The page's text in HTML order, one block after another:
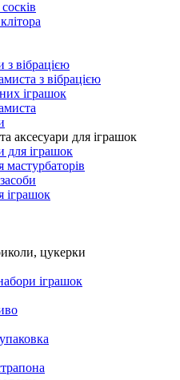
вібрацією
з вібрацією
іграшок
аксесуари для іграшок
для іграшок
мастурбаторів
іграшок
цукерки
іграшок